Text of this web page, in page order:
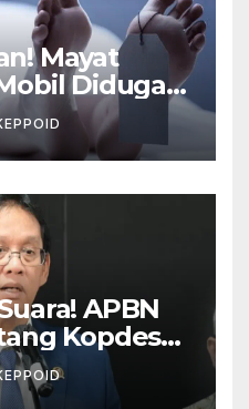
Mayat
Diduga
Bos Konter
APBN
Kopdes
Rp 40